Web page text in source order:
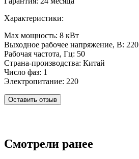
Характеристики:
Max мощность: 8 кВт
Выходное рабочее напряжение, В: 220
Рабочая частота, Гц: 50
Страна-производства: Китай
Число фаз: 1
Электропитание: 220
Оставить отзыв
Смотрели ранее